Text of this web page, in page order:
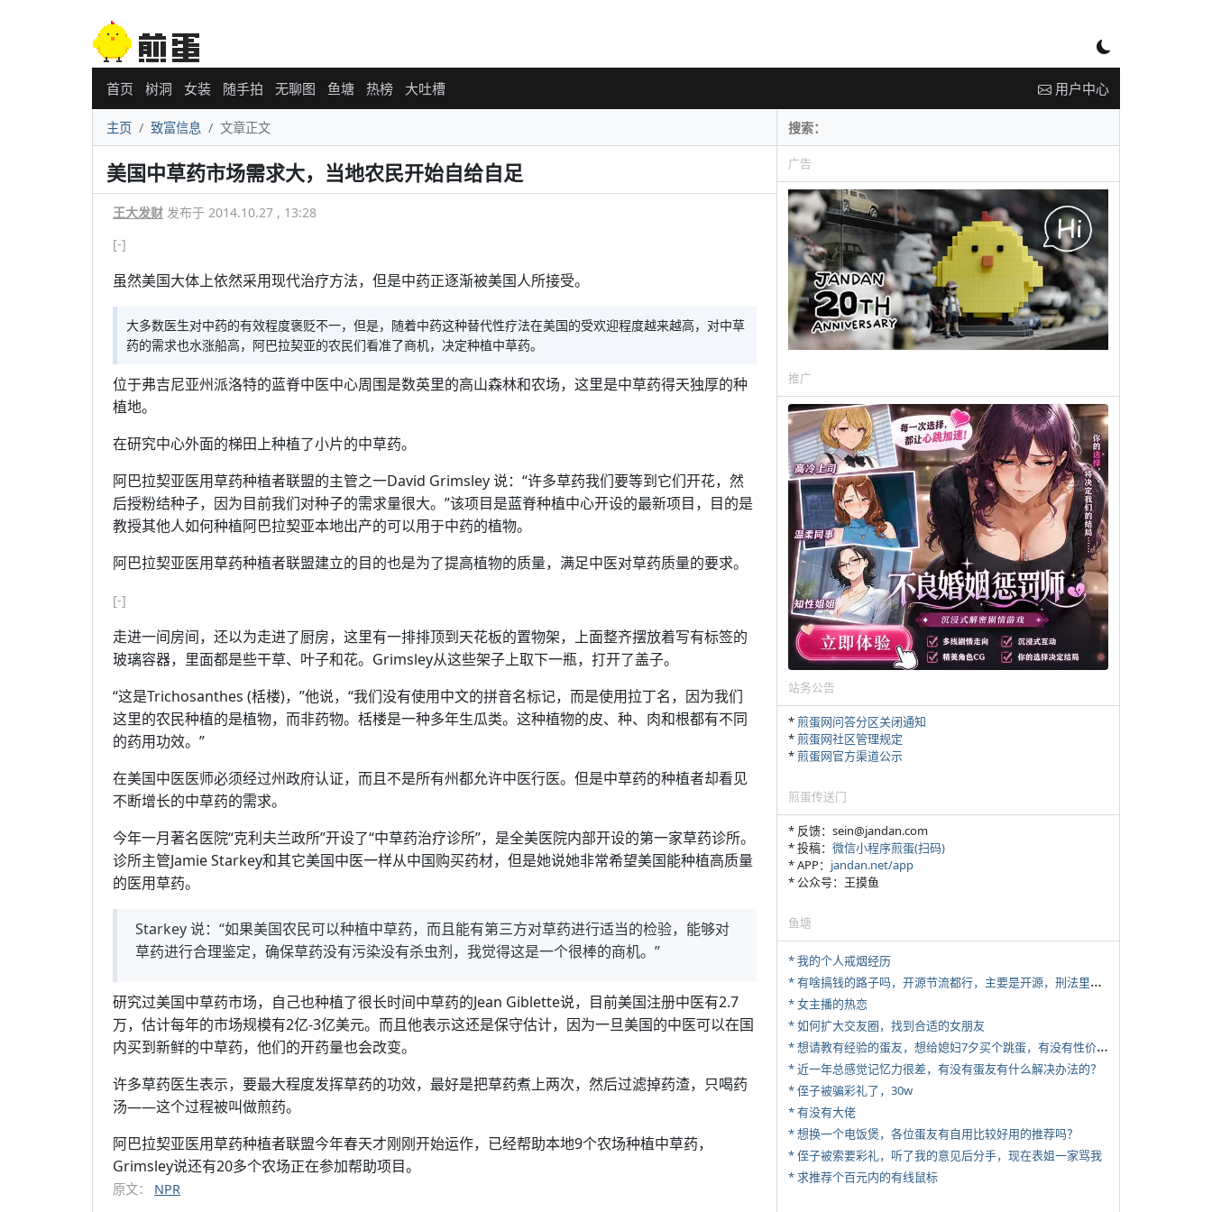
首页 树洞 女装 随手拍 无聊图 鱼塘 热榜 大吐槽 用户中心
主页 致富信息 文章正文
美国中草药市场需求大，当地农民开始自给自足
王大发财 发布于 2014.10.27 , 13:28
[-]
虽然美国大体上依然采用现代治疗方法，但是中药正逐渐被美国人所接受。
大多数医生对中药的有效程度褒贬不一，但是，随着中药这种替代性疗法在美国的受欢迎程度越来越高，对中草
药的需求也水涨船高，阿巴拉契亚的农民们看准了商机，决定种植中草药。
位于弗吉尼亚州派洛特的蓝脊中医中心周围是数英里的高山森林和农场，这里是中草药得天独厚的种
植地。
在研究中心外面的梯田上种植了小片的中草药。
阿巴拉契亚医用草药种植者联盟的主管之一David Grimsley 说：“许多草药我们要等到它们开花，然
后授粉结种子，因为目前我们对种子的需求量很大。”该项目是蓝脊种植中心开设的最新项目，目的是
教授其他人如何种植阿巴拉契亚本地出产的可以用于中药的植物。
阿巴拉契亚医用草药种植者联盟建立的目的也是为了提高植物的质量，满足中医对草药质量的要求。
[-]
走进一间房间，还以为走进了厨房，这里有一排排顶到天花板的置物架，上面整齐摆放着写有标签的
玻璃容器，里面都是些干草、叶子和花。Grimsley从这些架子上取下一瓶，打开了盖子。
“这是Trichosanthes (栝楼)，”他说，“我们没有使用中文的拼音名标记，而是使用拉丁名，因为我们
这里的农民种植的是植物，而非药物。栝楼是一种多年生瓜类。这种植物的皮、种、肉和根都有不同
的药用功效。”
在美国中医医师必须经过州政府认证，而且不是所有州都允许中医行医。但是中草药的种植者却看见
不断增长的中草药的需求。
今年一月著名医院“克利夫兰政所”开设了“中草药治疗诊所”，是全美医院内部开设的第一家草药诊所。
诊所主管Jamie Starkey和其它美国中医一样从中国购买药材，但是她说她非常希望美国能种植高质量
的医用草药。
Starkey 说：“如果美国农民可以种植中草药，而且能有第三方对草药进行适当的检验，能够对
草药进行合理鉴定，确保草药没有污染没有杀虫剂，我觉得这是一个很棒的商机。”
研究过美国中草药市场，自己也种植了很长时间中草药的Jean Giblette说，目前美国注册中医有2.7
万，估计每年的市场规模有2亿-3亿美元。而且他表示这还是保守估计，因为一旦美国的中医可以在国
内买到新鲜的中草药，他们的开药量也会改变。
许多草药医生表示，要最大程度发挥草药的功效，最好是把草药煮上两次，然后过滤掉药渣，只喝药
汤——这个过程被叫做煎药。
阿巴拉契亚医用草药种植者联盟今年春天才刚刚开始运作，已经帮助本地9个农场种植中草药，
Grimsley说还有20多个农场正在参加帮助项目。
原文： NPR
广告
推广
站务公告
*煎蛋网问答分区关闭通知
*煎蛋网社区管理规定
*煎蛋网官方渠道公示
煎蛋传送门
* 反馈：sein@jandan.com
* 投稿： 微信小程序煎蛋(扫码)
* APP： jandan.net/app
* 公众号：王摸鱼
鱼塘
* 我的个人戒烟经历
*
有啥搞钱的路子吗，开源节流都行，主要是开源，刑法里的咱不做
* 女主播的热恋
* 如何扩大交友圈，找到合适的女朋友
*
想请教有经验的蛋友，想给媳妇7夕买个跳蛋，有没有性价比高的推荐
* 近一年总感觉记忆力很差，有没有蛋友有什么解决办法的？
* 侄子被骗彩礼了，30w
* 有没有大佬
* 想换一个电饭煲，各位蛋友有自用比较好用的推荐吗？
* 侄子被索要彩礼，听了我的意见后分手，现在表姐一家骂我
* 求推荐个百元内的有线鼠标